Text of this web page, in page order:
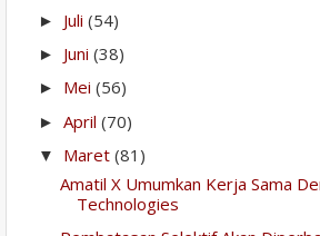
► Juli (54)
► Juni (38)
► Mei (56)
► April (70)
▼ Maret (81)
Amatil X Umumkan Kerja Sama
Technologies